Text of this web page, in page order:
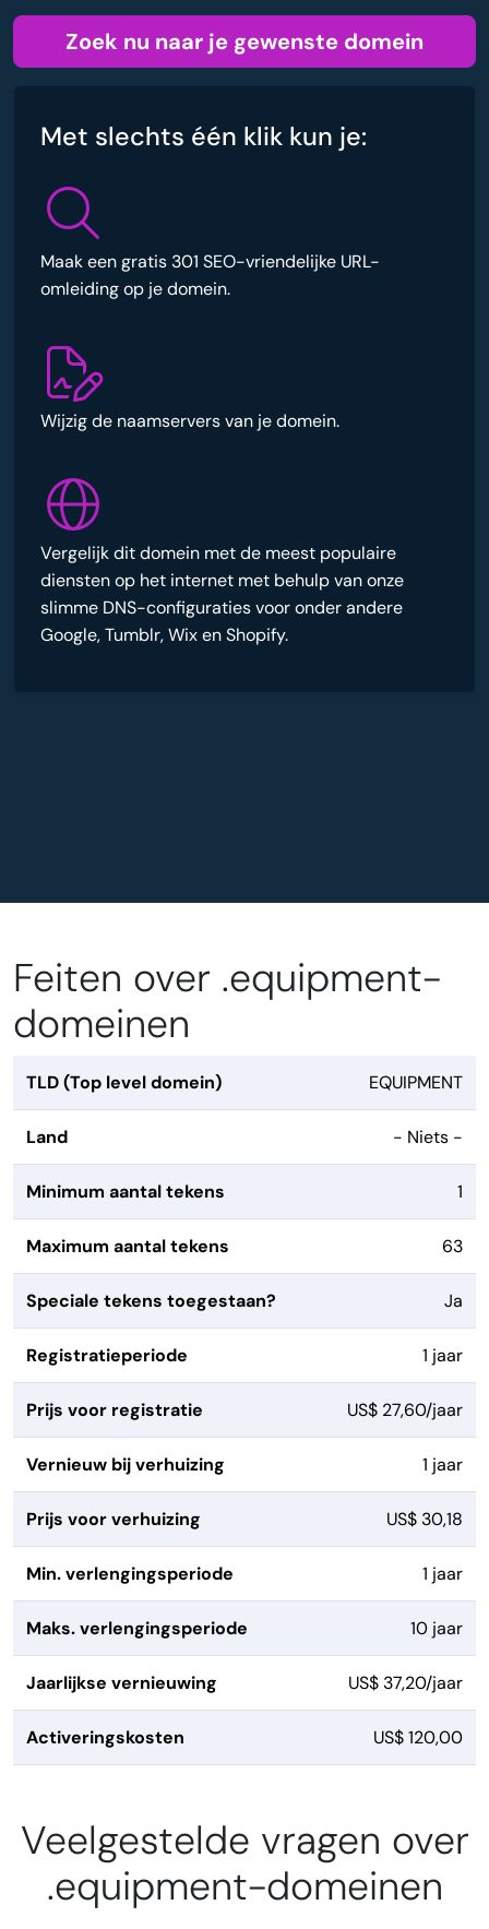
Zoek nu naar je gewenste domein
Met slechts één klik kun je:
Maak een gratis 301 SEO-vriendelijke URL-
omleiding op je domein.
Wijzig de naamservers van je domein.
Vergelijk dit domein met de meest populaire
diensten op het internet met behulp van onze
slimme DNS-configuraties voor onder andere
Google, Tumblr, Wix en Shopify.
Feiten over .equipment-
domeinen
TLD (Top level domein) EQUIPMENT
Land - Niets -
Minimum aantal tekens 1
Maximum aantal tekens 63
Speciale tekens toegestaan? Ja
Registratieperiode 1 jaar
Prijs voor registratie US$ 27,60/jaar
Vernieuw bij verhuizing 1 jaar
Prijs voor verhuizing US$ 30,18
Min. verlengingsperiode 1 jaar
Maks. verlengingsperiode 10 jaar
Jaarlijkse vernieuwing US$ 37,20/jaar
Activeringskosten US$ 120,00
Veelgestelde vragen over
.equipment-domeinen